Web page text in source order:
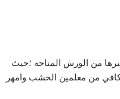
من الورش المتاحه ؛حيث
من معلمين الخشب وامهر